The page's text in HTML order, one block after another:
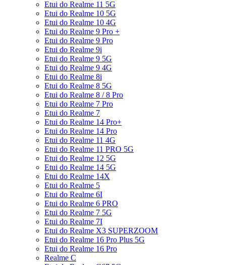
Etui do Realme 11 5G
Etui do Realme 10 5G
Etui do Realme 10 4G
Etui do Realme 9 Pro +
Etui do Realme 9 Pro
Etui do Realme 9i
Etui do Realme 9 5G
Etui do Realme 9 4G
Etui do Realme 8i
Etui do Realme 8 5G
Etui do Realme 8 / 8 Pro
Etui do Realme 7 Pro
Etui do Realme 7
Etui do Realme 14 Pro+
Etui do Realme 14 Pro
Etui do Realme 11 4G
Etui do Realme 11 PRO 5G
Etui do Realme 12 5G
Etui do Realme 14 5G
Etui do Realme 14X
Etui do Realme 5
Etui do Realme 6I
Etui do Realme 6 PRO
Etui do Realme 7 5G
Etui do Realme 7I
Etui do Realme X3 SUPERZOOM
Etui do Realme 16 Pro Plus 5G
Etui do Realme 16 Pro
Realme C